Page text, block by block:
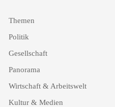
Themen
Politik
Gesellschaft
Panorama
Wirtschaft & Arbeitswelt
Kultur & Medien